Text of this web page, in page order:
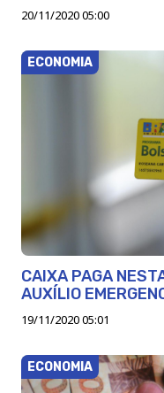
20/11/2020 05:00
ECONOMIA
CAIXA PAGA
AUXÍLIO
19/11/2020 05:01
ECONOMIA